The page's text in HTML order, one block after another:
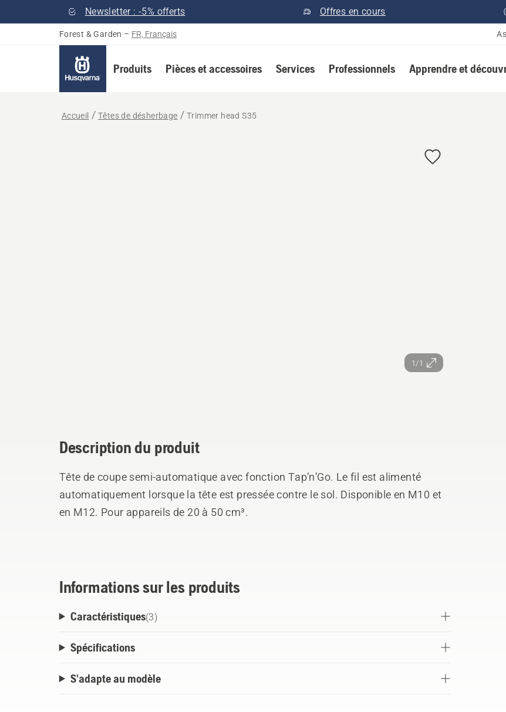
Newsletter : -5% offerts Offres en cours
Forest & Garden – FR, Français
Produits Pièces et accessoires Services Professionnels Apprendre et
Accueil Têtes de désherbage Trimmer head S35
1/1
Description du produit
Tête de coupe semi-automatique avec fonction Tap’n’Go. Le fil est alimenté
automatiquement lorsque la tête est pressée contre le sol. Disponible en M10 et
en M12. Pour appareils de 20 à 50 cm³.
Informations sur les produits
Caractéristiques(3)
Spécifications
S'adapte au modèle